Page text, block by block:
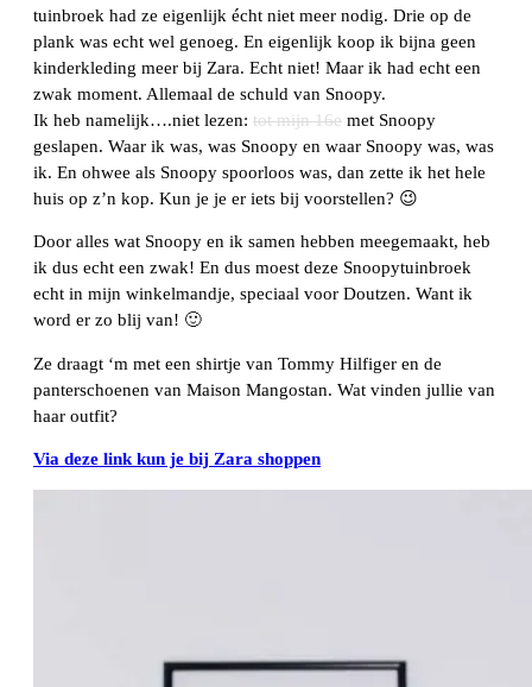
tuinbroek had ze eigenlijk écht niet meer nodig. Drie op de
plank was echt wel genoeg. En eigenlijk koop ik bijna geen
kinderkleding meer bij Zara. Echt niet! Maar ik had echt een
zwak moment. Allemaal de schuld van Snoopy.
Ik heb namelijk….niet lezen: tot mijn 16e met Snoopy
geslapen. Waar ik was, was Snoopy en waar Snoopy was, was
ik. En ohwee als Snoopy spoorloos was, dan zette ik het hele
huis op z’n kop. Kun je je er iets bij voorstellen? 😉
Door alles wat Snoopy en ik samen hebben meegemaakt, heb
ik dus echt een zwak! En dus moest deze Snoopytuinbroek
echt in mijn winkelmandje, speciaal voor Doutzen. Want ik
word er zo blij van! 🙂
Ze draagt ‘m met een shirtje van Tommy Hilfiger en de
panterschoenen van Maison Mangostan. Wat vinden jullie van
haar outfit?
Via deze link kun je bij Zara shoppen